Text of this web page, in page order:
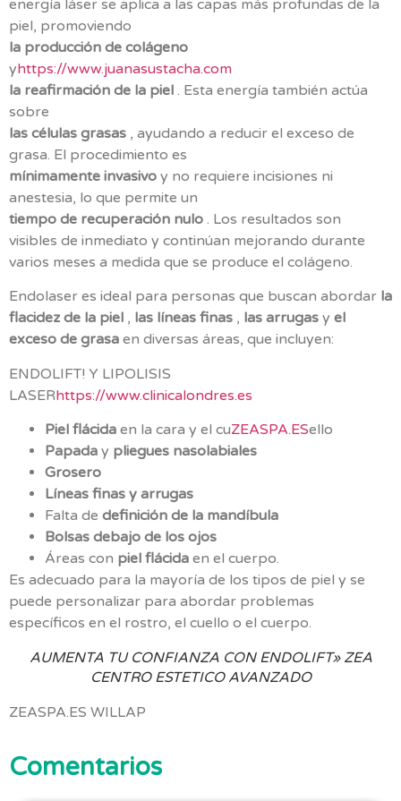
energía láser se aplica a las capas más profundas de la
piel, promoviendo
la producción de colágeno
yhttps://www.juanasustacha.com
la reafirmación de la piel . Esta energía también actúa
sobre
las células grasas , ayudando a reducir el exceso de
grasa. El procedimiento es
mínimamente invasivo y no requiere incisiones ni
anestesia, lo que permite un
tiempo de recuperación nulo . Los resultados son
visibles de inmediato y continúan mejorando durante
varios meses a medida que se produce el colágeno.
Endolaser es ideal para personas que buscan abordar la
flacidez de la piel , las líneas finas , las arrugas y el
exceso de grasa en diversas áreas, que incluyen:
ENDOLIFT! Y LIPOLISIS
LASERhttps://www.clinicalondres.es
Piel flácida en la cara y el cuZEASPA.ESello
Papada y pliegues nasolabiales
Grosero
Líneas finas y arrugas
Falta de definición de la mandíbula
Bolsas debajo de los ojos
Áreas con piel flácida en el cuerpo.
Es adecuado para la mayoría de los tipos de piel y se
puede personalizar para abordar problemas
específicos en el rostro, el cuello o el cuerpo.
AUMENTA TU CONFIANZA CON ENDOLIFT» ZEA
CENTRO ESTETICO AVANZADO
ZEASPA.ES WILLAP
Comentarios